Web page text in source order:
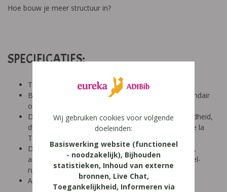
Hoe bouw je meer structuur in?
SPECIFICATIES:
Tool: van ons
Besproken Leeftijd: basisonderwijs (6-9 jaar), secundair
onderwijs (12-14 jaar), basisonderwijs (9-12 jaar)
Diagnose: ADHD, ADD, autisme/ASS, hoogbegaafdheid,
dyscalculie, dyslexie, dyspraxie/DCD, NLD, Gilles de la
Tourette, dysfasie, leerproblemen
Domein: leren studeren, organisatie klas en school,
aandacht en concentratie, structuur, gedrag, visueel-
ruimtelijk
Aard: praktisch
Wij gebruiken cookies voor volgende
doeleinden:
Basiswerking website (functioneel
- noodzakelijk), Bijhouden
statistieken, Inhoud van externe
bronnen, Live Chat,
Toegankelijkheid, Informeren via